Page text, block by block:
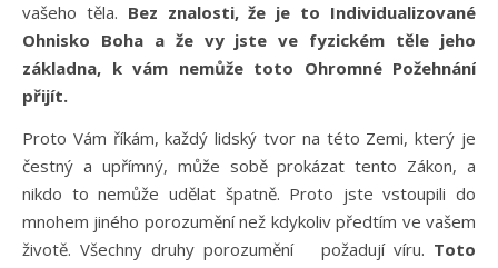
vašeho těla. Bez znalosti, že je to Individualizované
Ohnisko Boha a že vy jste ve fyzickém těle jeho
základna, k vám nemůže toto Ohromné Požehnání
přijít.
Proto Vám říkám, každý lidský tvor na této Zemi, který je
čestný a upřímný, může sobě prokázat tento Zákon, a
nikdo to nemůže udělat špatně. Proto jste vstoupili do
mnohem jiného porozumění než kdykoliv předtím ve vašem
životě. Všechny druhy porozumění požadují víru. Toto